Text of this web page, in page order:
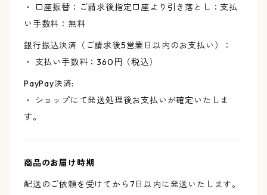
・ 口座振替：ご請求後指定口座より引き落とし：支払
い手数料：無料
銀行振込決済（ご請求後5営業日以内のお支払い）：
・ 支払い手数料：360円（税込）
PayPay決済:
・ ショップにて発送処理後お支払いが確定いたしま
す。
商品のお届け時期
配送のご依頼を受けてから7日以内に発送いたします。